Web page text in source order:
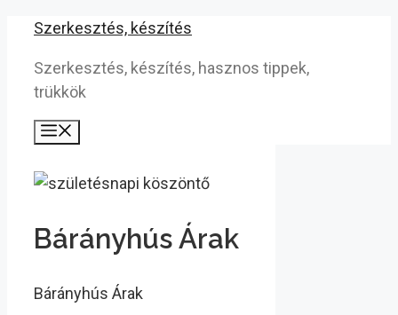
Kilépés
tartalomba
Szerkesztés, készítés
Szerkesztés, készítés, hasznos tippek,
trükkök
Bárányhús Árak
Bárányhús Árak